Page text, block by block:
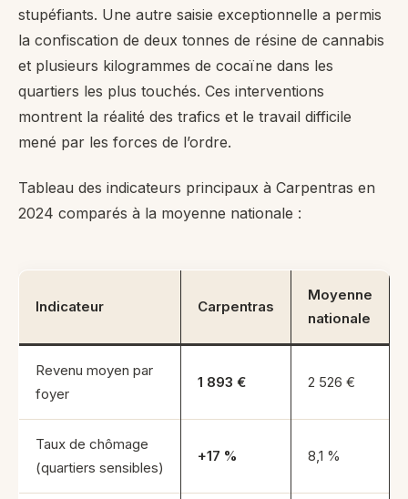
stupéfiants. Une autre saisie exceptionnelle a permis
la confiscation de deux tonnes de résine de cannabis
et plusieurs kilogrammes de cocaïne dans les
quartiers les plus touchés. Ces interventions
montrent la réalité des trafics et le travail difficile
mené par les forces de l’ordre.
Tableau des indicateurs principaux à Carpentras en
2024 comparés à la moyenne nationale :
Indicateur Carpentras
Moyenne
nationale
Revenu moyen par
foyer
1 893 € 2 526 €
Taux de chômage
(quartiers sensibles)
+17 % 8,1 %